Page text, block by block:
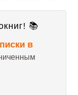
📚
в